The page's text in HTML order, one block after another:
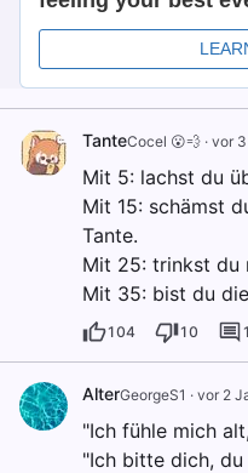
TanteCocel 😮💨 · vor
Mit 5: lachst du
Mit 15: schämst
Tante.
Mit 25: trinkst du
Mit 35: bist du
104 10
AlterGeorgeS1 · vor 2
"Ich fühle mich
"Ich bitte dich,